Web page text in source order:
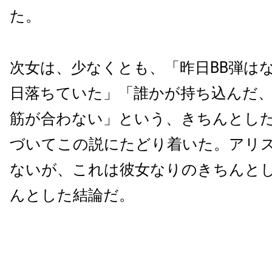
た。
次女は、少なくとも、「昨日BB弾は
日落ちていた」「誰かが持ち込んだ
筋が合わない」という、きちんとし
づいてこの説にたどり着いた。アリ
ないが、これは彼女なりのきちんと
んとした結論だ。